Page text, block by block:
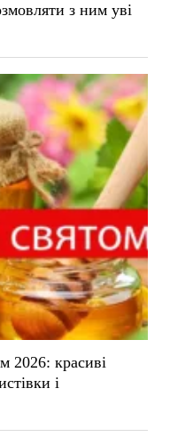
з ним уві
2026: красиві
і